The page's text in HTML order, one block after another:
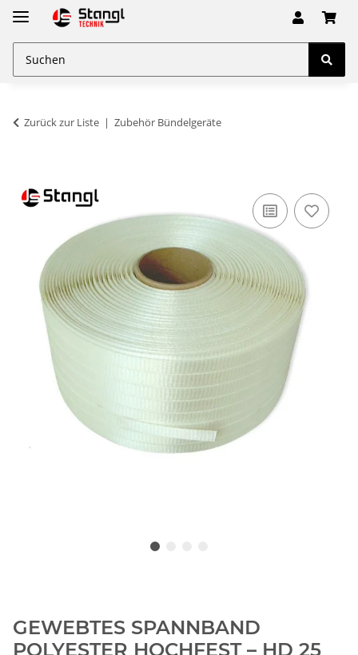
Zurück zur Liste Zubehör Bündelgeräte
GEWEBTES SPANNBAND
POLYESTER HOCHFEST – HD 25